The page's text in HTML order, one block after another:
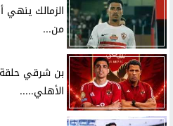
الزمالك ينهي
من...
بن شرقي
الأهلي.....